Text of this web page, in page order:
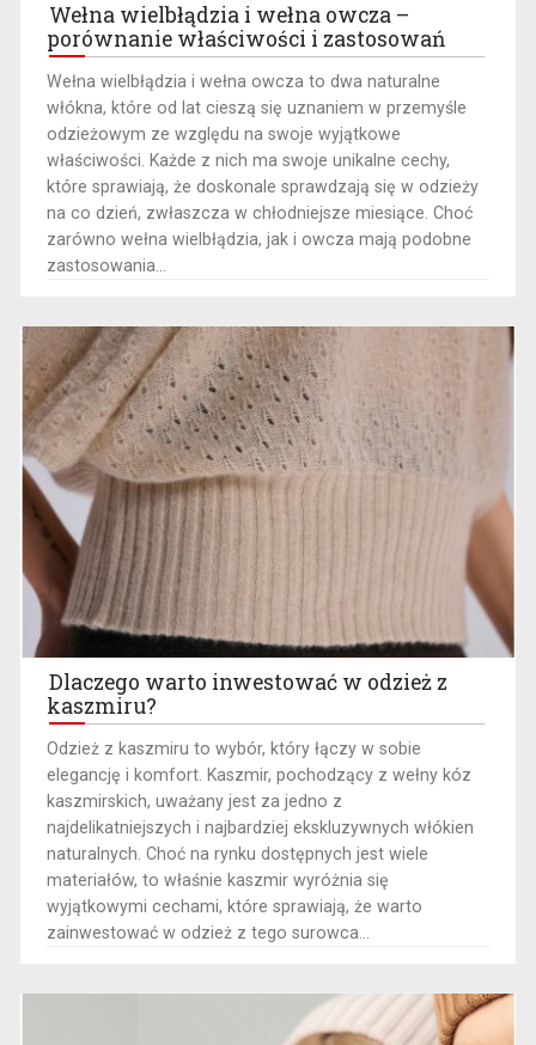
Wełna wielbłądzia i wełna owcza –
porównanie właściwości i zastosowań
Wełna wielbłądzia i wełna owcza to dwa naturalne
włókna, które od lat cieszą się uznaniem w przemyśle
odzieżowym ze względu na swoje wyjątkowe
właściwości. Każde z nich ma swoje unikalne cechy,
które sprawiają, że doskonale sprawdzają się w odzieży
na co dzień, zwłaszcza w chłodniejsze miesiące. Choć
zarówno wełna wielbłądzia, jak i owcza mają podobne
zastosowania...
Dlaczego warto inwestować w odzież z
kaszmiru?
Odzież z kaszmiru to wybór, który łączy w sobie
elegancję i komfort. Kaszmir, pochodzący z wełny kóz
kaszmirskich, uważany jest za jedno z
najdelikatniejszych i najbardziej ekskluzywnych włókien
naturalnych. Choć na rynku dostępnych jest wiele
materiałów, to właśnie kaszmir wyróżnia się
wyjątkowymi cechami, które sprawiają, że warto
zainwestować w odzież z tego surowca...